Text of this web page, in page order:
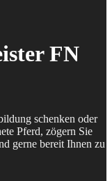
FN
schenken oder
Pferd, zögern Sie
gerne bereit Ihnen zu